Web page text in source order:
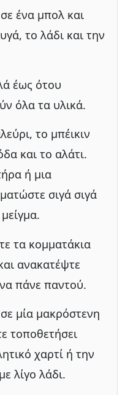
ένα μπολ και
το λάδι και την
έως ότου
όλα τα υλικά.
το μπέικιν
και το αλάτι.
ή μια
σιγά σιγά
τα κομματάκια
ανακατέψτε
πάνε παντού.
μία μακρόστενη
τοποθετήσει
χαρτί ή την
λίγο λάδι.